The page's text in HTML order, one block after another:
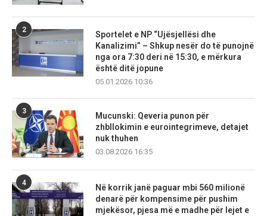
2
Sportelet e NP “Ujësjellësi dhe
Kanalizimi” – Shkup nesër do të punojnë
nga ora 7:30 deri në 15:30, e mërkura
është ditë jopune
05.01.2026 10:36
3
Mucunski: Qeveria punon për
zhbllokimin e eurointegrimeve, detajet
nuk thuhen
03.08.2026 16:35
4
Në korrik janë paguar mbi 560 milionë
denarë për kompensime për pushim
mjekësor, pjesa më e madhe për lejet e